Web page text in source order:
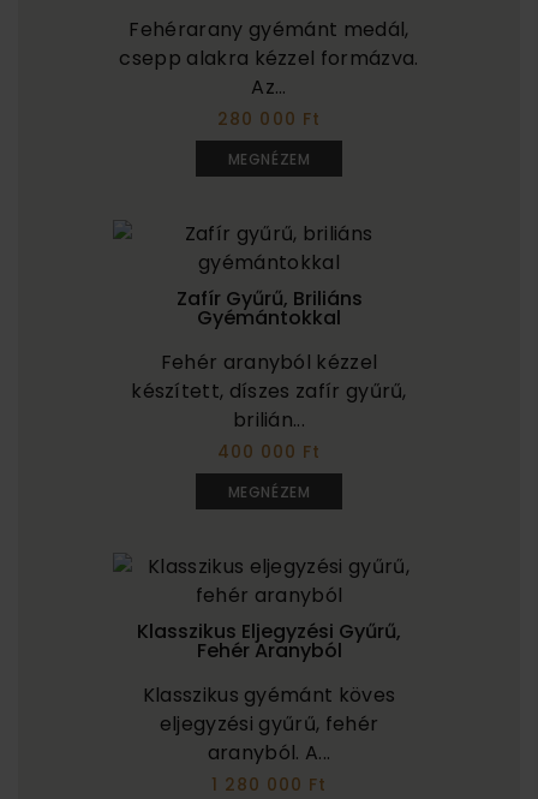
Fehérarany gyémánt medál,
csepp alakra kézzel formázva.
Az...
280 000 Ft
MEGNÉZEM
Zafír Gyűrű, Briliáns
Gyémántokkal
Fehér aranyból kézzel
készített, díszes zafír gyűrű,
brilián...
400 000 Ft
MEGNÉZEM
Klasszikus Eljegyzési Gyűrű,
Fehér Aranyból
Klasszikus gyémánt köves
eljegyzési gyűrű, fehér
aranyból. A...
1 280 000 Ft